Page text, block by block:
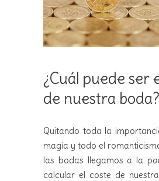
¿Cuál puede ser
de nuestra boda?
Quitando toda la
magia y todo el
las bodas llegamos a la
calcular el coste de